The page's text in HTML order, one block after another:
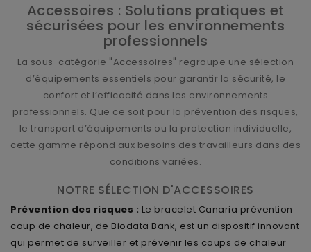
Accessoires : Solutions pratiques et
sécurisées pour les environnements
professionnels
La sous-catégorie "Accessoires" regroupe une sélection
d’équipements essentiels pour garantir la sécurité, le
confort et l’efficacité dans les environnements
professionnels. Que ce soit pour la prévention des risques,
le transport d’équipements ou la protection individuelle,
cette gamme répond aux besoins des travailleurs dans des
conditions variées.
NOTRE SÉLECTION D'ACCESSOIRES
Prévention des risques : Le bracelet Canaria prévention
coup de chaleur, de Biodata Bank, est un dispositif innovant
qui permet de surveiller et prévenir les coups de chaleur